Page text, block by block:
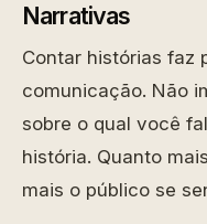
Narrativas
Contar histórias faz
comunicação. Não
sobre o qual você
história. Quanto
mais o público se